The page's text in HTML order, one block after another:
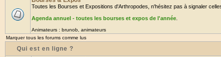
Toutes les Bourses et Expositions d'Arthropodes, n'hésitez pas à signaler
Agenda annuel - toutes les bourses et expos de l'année
Animateurs : brunob animateurs
Marquer tous les forums comme lus
Qui est en ligne ?